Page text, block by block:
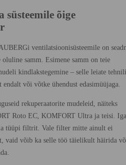
süsteemile õige
ventilatsioonisüsteemile on
oluline samm. Esimene samm on teie
kindlakstegemine – selle leiate
endalt või võtke ühendust edasimüüjaga.
rekuperaatorite mudeleid, näiteks
Roto EC, KOMFORT Ultra ja teisi. Iga
tüüpi filtrit. Vale filter mitte ainult ei
vaid võib ka selle töö täielikult häirida